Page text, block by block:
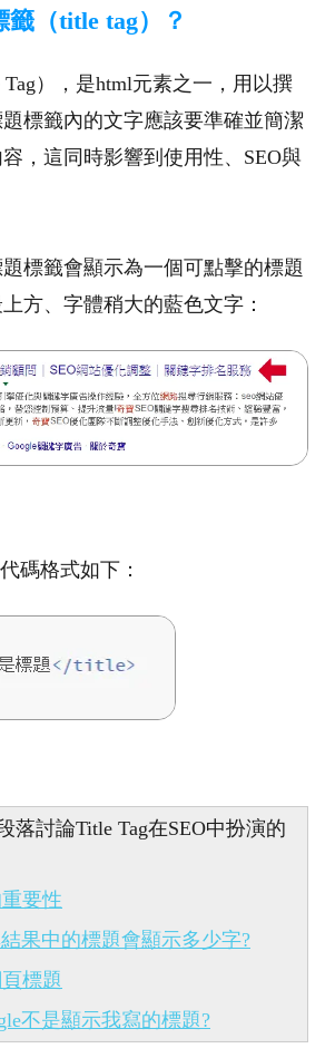
（title tag）？
），是html元素之一，用以撰
標籤內的文字應該要準確並簡潔
，這同時影響到使用性、SEO與
標籤會顯示為一個可點擊的標題
方、字體稍大的藍色文字：
碼格式如下：
落討論Title Tag在SEO中扮演的
要性
果中的標題會顯示多少字?
標題
不是顯示我寫的標題?